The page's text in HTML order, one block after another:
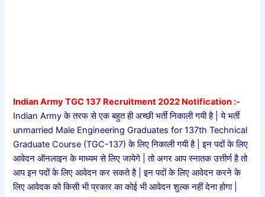
Indian Army TGC 137 Recruitment 2022 Notification :-
Indian Army के तरफ से एक बहुत ही अच्छी भर्ती निकाली गयी है | ये भर्ती
unmarried Male Engineering Graduates for 137th Technical
Graduate Course (TGC-137) के लिए निकाली गयी है | इन पदों के लिए
आवेदन ऑनलाइन के माध्यम से लिए जायेगे | तो अगर आप स्नातक उत्तीर्ण है तो
आप इन पदों के लिए आवेदन कर सकते है |इन पदों के लिए आवेदन करने के
लिए आवेदक को किसी भी प्रकार का कोई भी आवेदन शुल्क नहीं देना होगा |